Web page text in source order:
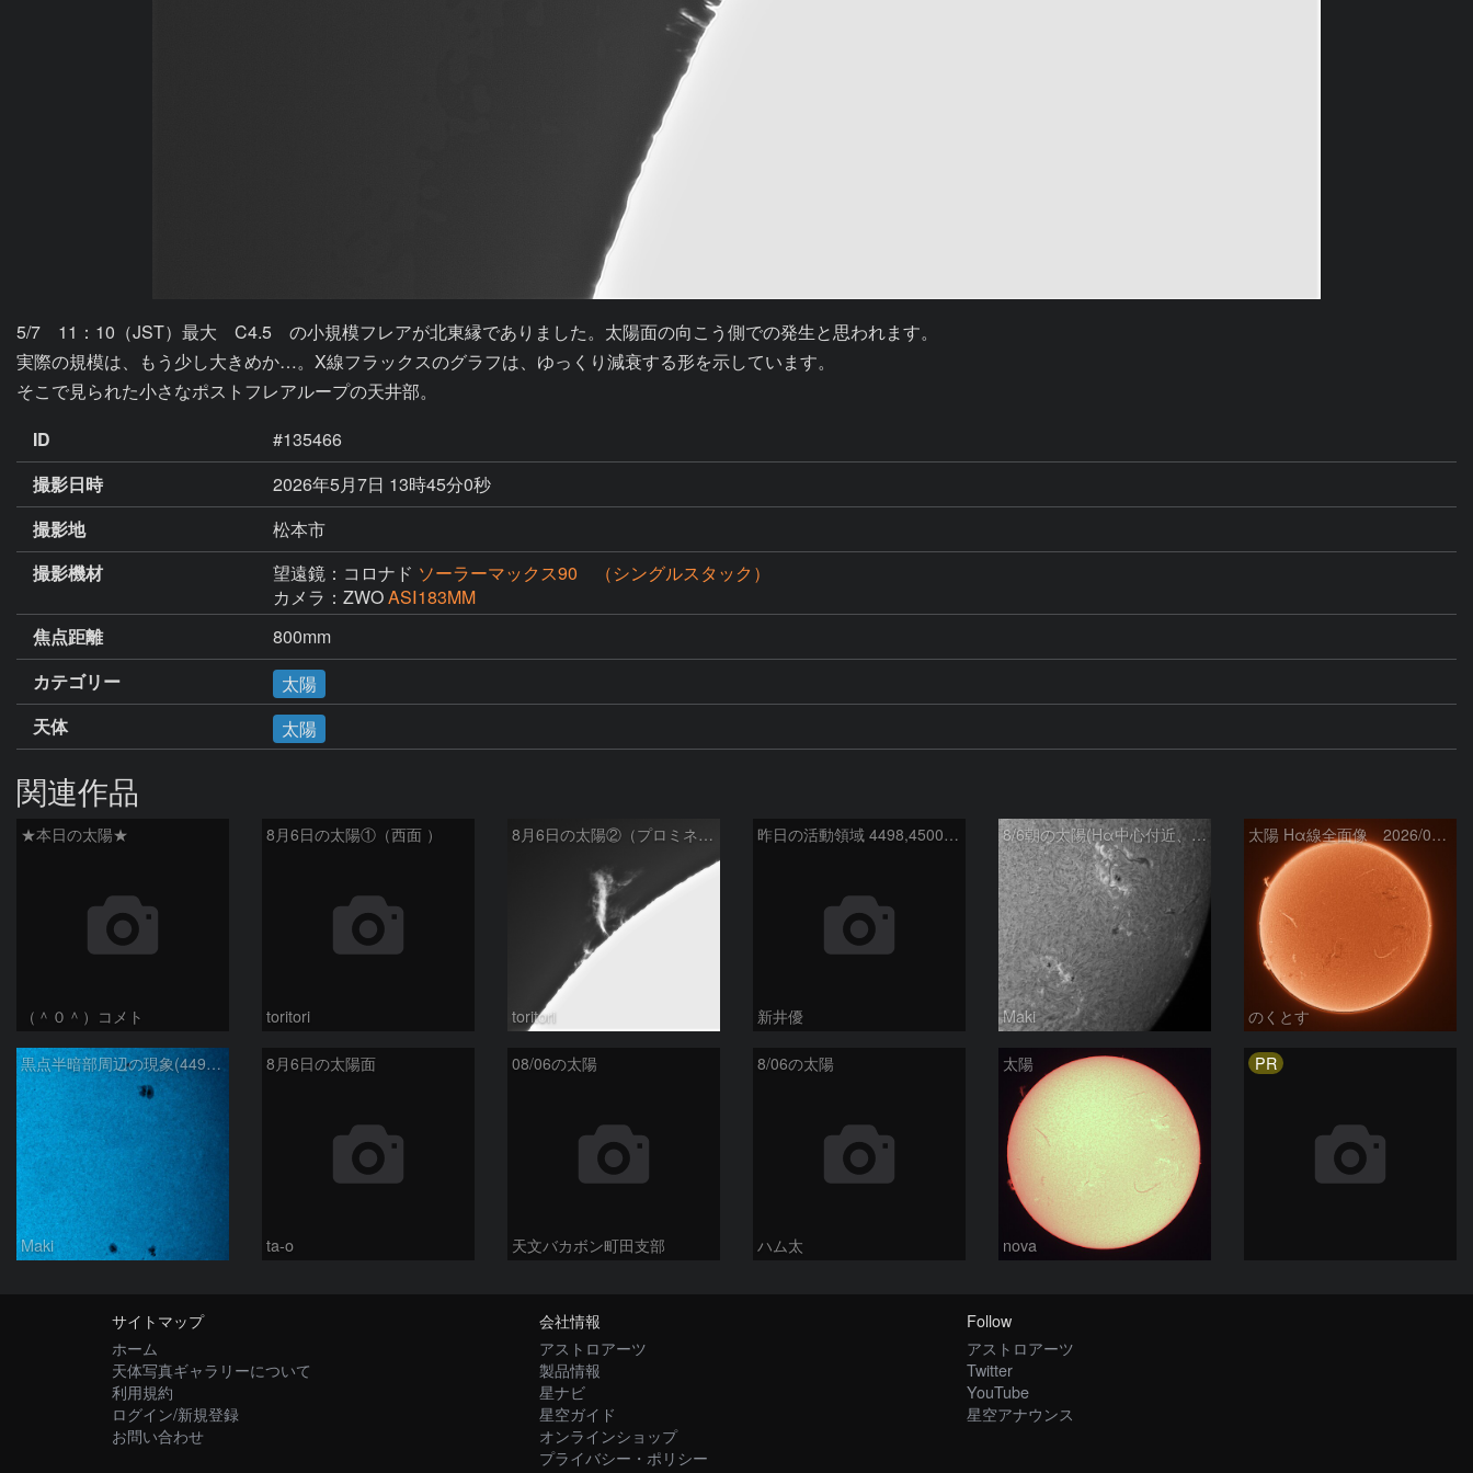
5/7　11：10（JST）最大　C4.5　の小規模フレアが北東縁でありました。太陽面の向こう側での発生と思われます。
実際の規模は、もう少し大きめか…。X線フラックスのグラフは、ゆっくり減衰する形を示しています。
そこで見られた小さなポストフレアループの天井部。
ID
#135466
撮影日時
2026年5月7日 13時45分0秒
撮影地
松本市
撮影機材
望遠鏡：コロナド ソーラーマックス90 （シングルスタック）
カメラ：ZWOASⅠ183MM
焦点距離
800mm
カテゴリー
太陽
天体
太陽
関連作品
★本日の太陽★
（＾０＾）コメト
8月6日の太陽①（西面 ）
toritori
8月6日の太陽②（プロミネン北東縁 ）
toritori
昨日の活動領域 4498,4500：2026/08/05
新井優
8/6朝の太陽(Hα中心付近、4498、4502付近)
Maki
太陽 Hα線全面像 2026/08/06
のくとす
黒点半暗部周辺の現象(4498、4502付近)8/6
Maki
8月6日の太陽面
ta-o
08/06の太陽
天文バカボン町田支部
8/06の太陽
ハム太
太陽
nova
PR
サイトマップ
ホーム
天体写真ギャラリーについて
利用規約
ログイン/新規登録
お問い合わせ
会社情報
アストロアーツ
製品情報
星ナビ
星空ガイド
オンラインショップ
プライバシー・ポリシー
Follow
アストロアーツ
Twitter
YouTube
星空アナウンス